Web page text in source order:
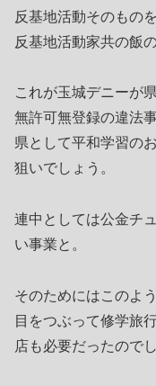
反基地活動そのもの
反基地活動家共の飯
これが玉城デニーが
無許可無登録の違法
県として平和学習の
狙いでしょう。
連中としては公金チ
い事業と。
そのためにはこのよ
目をつぶって修学旅
店も必要だったのでし